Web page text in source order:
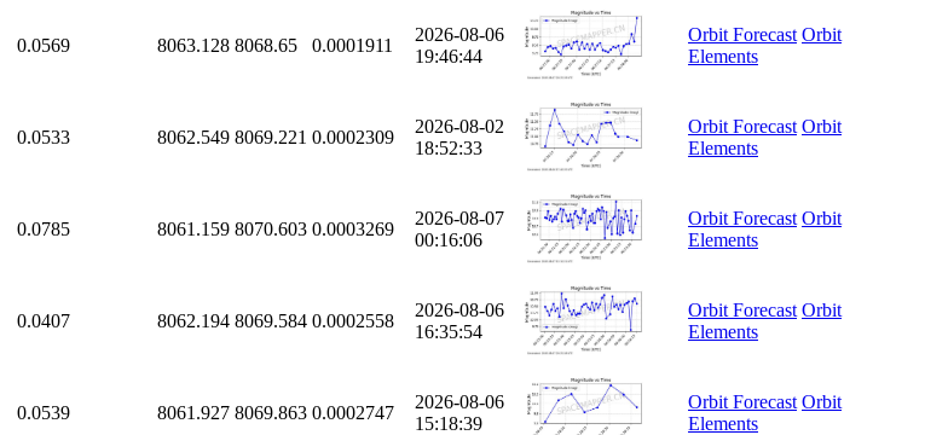
0.0569 8063.128 8068.65 0.0001911
2026-08-06
19:46:44
Orbit Forecast Orbit
Elements
0.0533 8062.549 8069.221 0.0002309
2026-08-02
18:52:33
Orbit Forecast Orbit
Elements
0.0785 8061.159 8070.603 0.0003269
2026-08-07
00:16:06
Orbit Forecast Orbit
Elements
0.0407 8062.194 8069.584 0.0002558
2026-08-06
16:35:54
Orbit Forecast Orbit
Elements
0.0539 8061.927 8069.863 0.0002747
2026-08-06
15:18:39
Orbit Forecast Orbit
Elements